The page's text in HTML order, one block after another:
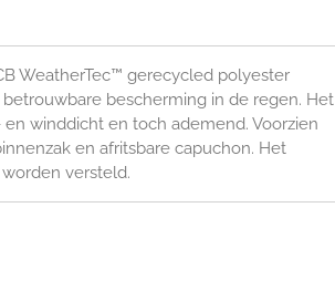
WeatherTec™ gerecycled polyester
bescherming in de regen. Het
winddicht en toch ademend. Voorzien
en afritsbare capuchon. Het
versteld.